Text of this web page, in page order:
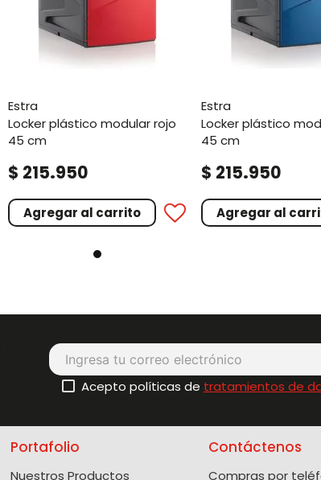
estra
locker plástico modular rojo
45 cm
$ 215.950
Agregar al carrito
estra
locker plástico modular azul
45 cm
$ 215.950
Agregar al
Acepto políticas de tratamientos de
Portafolio
Nuestros Productos
Contáctenos
Compras por